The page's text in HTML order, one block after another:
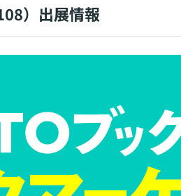
）出展情報